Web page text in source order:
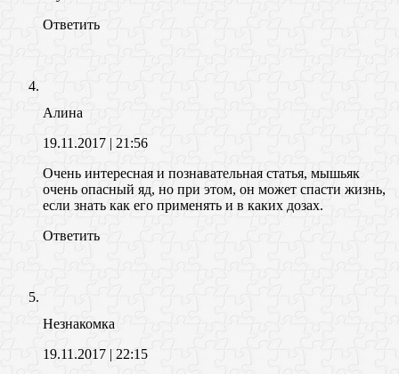
Ответить
Алина
19.11.2017 | 21:56
Очень интересная и познавательная статья, мышьяк
очень опасный яд, но при этом, он может спасти жизнь,
если знать как его применять и в каких дозах.
Ответить
Незнакомка
19.11.2017 | 22:15